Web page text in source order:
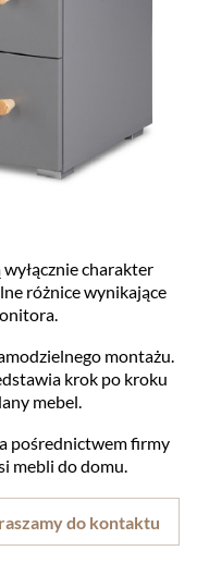
charakter
różnice wynikające
montażu.
krok po kroku
mebel.
pośrednictwem firmy
mebli do domu.
do kontaktu